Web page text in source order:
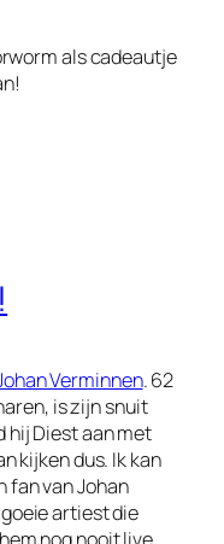
als cadeautje
Verminnen. 62
is zijn snuit
hij Diest aan met
kijken dus. Ik kan
fan van Johan
artiest die